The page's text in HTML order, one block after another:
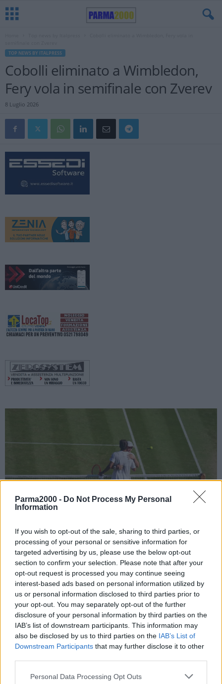
Parma2000 - Do Not Process My Personal
Information
If you wish to opt-out of the sale, sharing to third parties, or
processing of your personal or sensitive information for
targeted advertising by us, please use the below opt-out
section to confirm your selection. Please note that after your
opt-out request is processed you may continue seeing
interest-based ads based on personal information utilized by
us or personal information disclosed to third parties prior to
your opt-out. You may separately opt-out of the further
disclosure of your personal information by third parties on the
IAB’s list of downstream participants. This information may
also be disclosed by us to third parties on the IAB’s List of
Downstream Participants that may further disclose it to other
Personal Data Processing Opt Outs
TOP NEWS BY ITALPRESS
Cobolli eliminato a Wimbledon,
Fery vola in semifinale con Zverev
8 Luglio 2026
LONDRA (INGHILTERRA) (ITALPRESS) – Flavio Cobolli esce di
scena ai quarti di finale di Wimbledon. Il tennista romano, numero
10 del ranking Atp, sul Centrale dell’All England Club, cede in tre
set alla wild card britannica Arthur Fery, che si impone con il
punteggio di 6-4 7-6(4) 6-0 dopo due ore e 14 minuti di gioco.
Cobolli era già stato sconfitto da Fery a inizio anno, quando al
primo turno degli Australian Open aveva subito un netto 7-6(1) 6-4
6-1. “Non riesco a crederci, ogni match è meglio di quello
precedente. Avevo già battuto Flavio a inizio anno, questo ha
rappresentato un’iniezione di fiducia per me, mi sono detto che